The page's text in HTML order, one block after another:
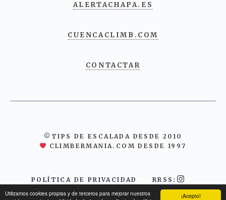
¡Acepto!
Utilizamos cookies propias y de terceros para mejorar nuestros
ALERTACHAPA.ES
CUENCACLIMB.COM
CONTACTAR
©TIPS DE ESCALADA DESDE 2010
CLIMBERMANIA.COM DESDE 1997
POLÍTICA DE PRIVACIDAD RRSS: